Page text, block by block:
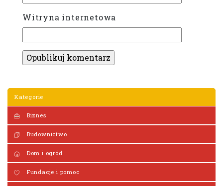
Kategorie
Biznes
Budownictwo
Dom i ogród
Fundacje i pomoc
Witryna internetowa